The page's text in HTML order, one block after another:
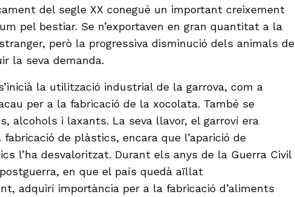
del segle XX conegué un important creixement
pel bestiar. Se n’exportaven en gran quantitat a la
però la progressiva disminució dels animals de
la seva demanda.
la utilització industrial de la garrova, com a
per a la fabricació de la xocolata. També se
alcohols i laxants. La seva llavor, el garroví era
de plàstics, encara que l’aparició de
l’ha desvaloritzat. Durant els anys de la Guerra Civil
en que el país quedà aïllat
adquirí importància per a la fabricació d’aliments